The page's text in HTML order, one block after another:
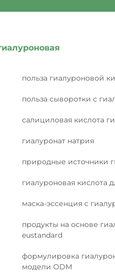
польза гиалуроновой
польза сыворотки с
салициловая кислота
гиалуронат натрия
природные источники
гиалуроновая кислота
маска-эссенция с
продукты на основе
eustandard
формулировка
модели ODM